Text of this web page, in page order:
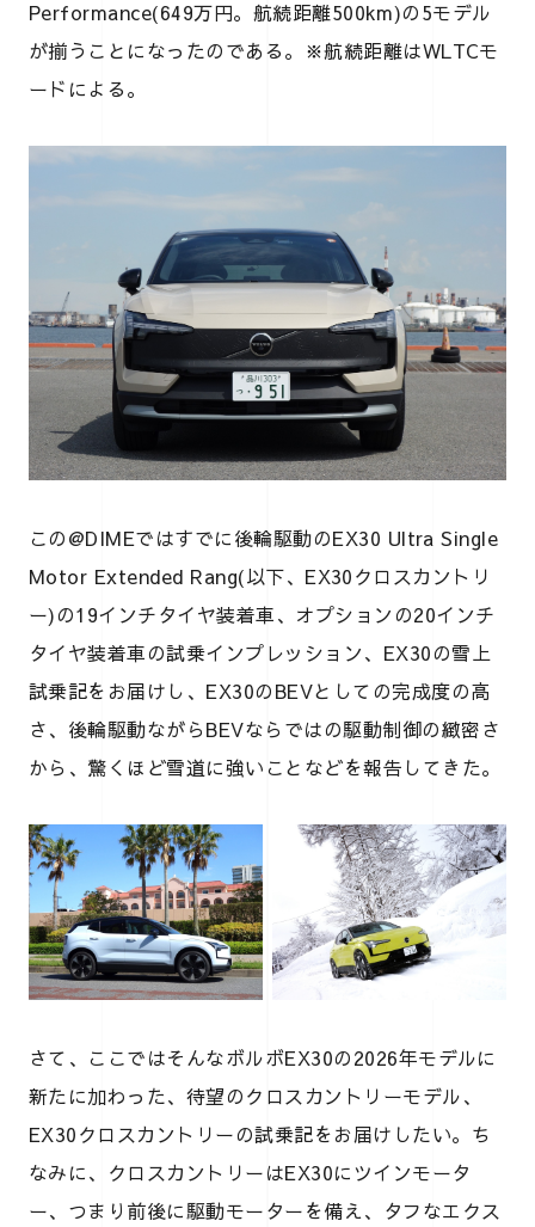
Performance(649万円。航続距離500km)の5モデル
が揃うことになったのである。※航続距離はWLTCモ
ードによる。
この@DIMEではすでに後輪駆動のEX30 Ultra Single
Motor Extended Rang(以下、EX30クロスカントリ
ー)の19インチタイヤ装着車、オプションの20インチ
タイヤ装着車の試乗インプレッション、EX30の雪上
試乗記をお届けし、EX30のBEVとしての完成度の高
さ、後輪駆動ながらBEVならではの駆動制御の緻密さ
から、驚くほど雪道に強いことなどを報告してきた。
さて、ここではそんなボルボEX30の2026年モデルに
新たに加わった、待望のクロスカントリーモデル、
EX30クロスカントリーの試乗記をお届けしたい。ち
なみに、クロスカントリーはEX30にツインモータ
ー、つまり前後に駆動モーターを備え、タフなエクス